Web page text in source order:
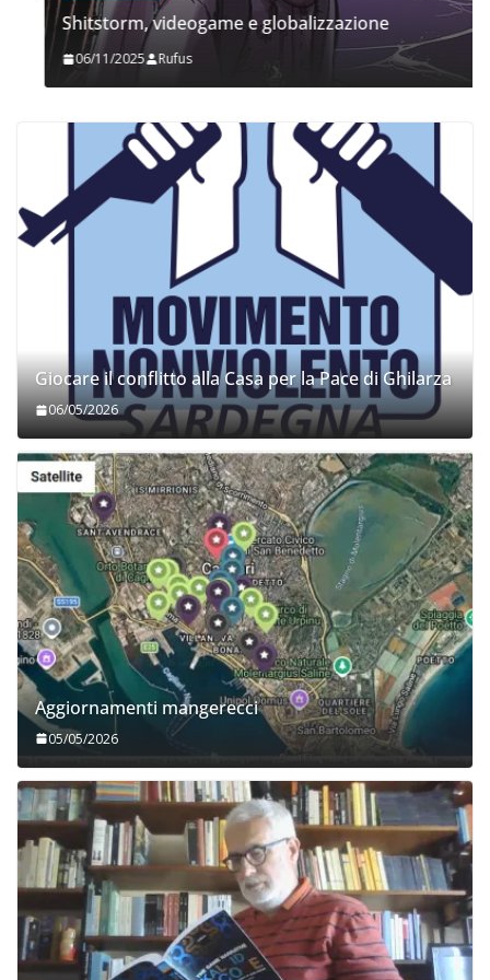
Shitstorm, videogame e globalizzazione
06/11/2025 Rufus
Giocare il conflitto alla Casa per la Pace di Ghilarza
06/05/2026
Aggiornamenti mangerecci
05/05/2026